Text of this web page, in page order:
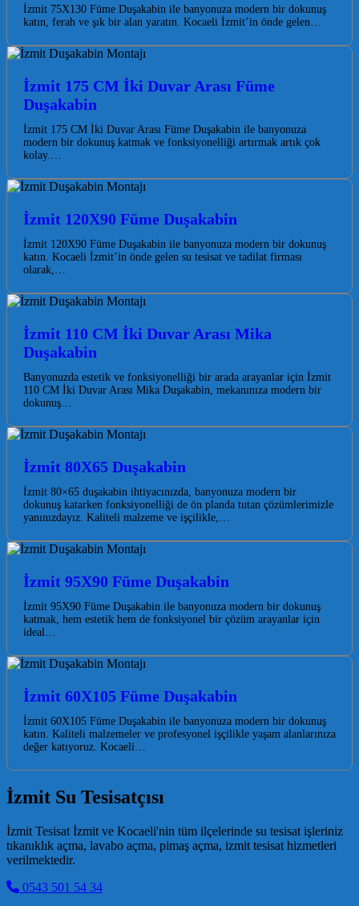
İzmit 75X130 Füme Duşakabin ile banyonuza modern bir dokunuş
katın, ferah ve şık bir alan yaratın. Kocaeli İzmit’in önde gelen…
İzmit 175 CM İki Duvar Arası Füme
Duşakabin
İzmit 175 CM İki Duvar Arası Füme Duşakabin ile banyonuza
modern bir dokunuş katmak ve fonksiyonelliği artırmak artık çok
kolay.…
İzmit 120X90 Füme Duşakabin
İzmit 120X90 Füme Duşakabin ile banyonuza modern bir dokunuş
katın. Kocaeli İzmit’in önde gelen su tesisat ve tadilat firması
olarak,…
İzmit 110 CM İki Duvar Arası Mika
Duşakabin
Banyonuzda estetik ve fonksiyonelliği bir arada arayanlar için İzmit
110 CM İki Duvar Arası Mika Duşakabin, mekanınıza modern bir
dokunuş…
İzmit 80X65 Duşakabin
İzmit 80×65 duşakabin ihtiyacınızda, banyonuza modern bir
dokunuş katarken fonksiyonelliği de ön planda tutan çözümlerimizle
yanınızdayız. Kaliteli malzeme ve işçilikle,…
İzmit 95X90 Füme Duşakabin
İzmit 95X90 Füme Duşakabin ile banyonuza modern bir dokunuş
katmak, hem estetik hem de fonksiyonel bir çözüm arayanlar için
ideal…
İzmit 60X105 Füme Duşakabin
İzmit 60X105 Füme Duşakabin ile banyonuza modern bir dokunuş
katın. Kaliteli malzemeler ve profesyonel işçilikle yaşam alanlarınıza
değer katıyoruz. Kocaeli…
İzmit Su Tesisatçısı
İzmit Tesisat İzmit ve Kocaeli'nin tüm ilçelerinde su tesisat işleriniz
tıkanıklık açma, lavabo açma, pimaş açma, izmit tesisat hizmetleri
verilmektedir.
0543 501 54 34